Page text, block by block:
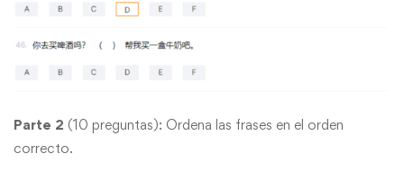
Parte 2 (10 preguntas): Ordena las frases en el orden
correcto.